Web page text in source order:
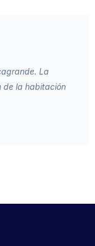
La
de la habitación